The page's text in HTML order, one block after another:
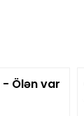
- Ölən var